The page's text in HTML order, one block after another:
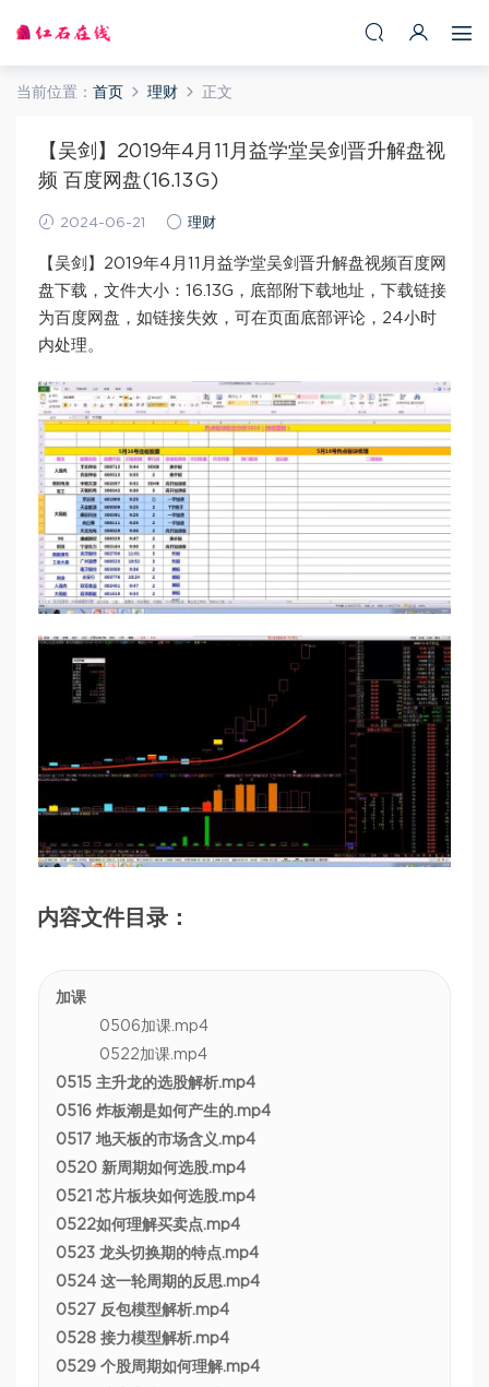
当前位置： 首页 理财 正文
【吴剑】2019年4月11月益学堂吴剑晋升解盘视
频 百度网盘(16.13G)
2024-06-21 理财
【吴剑】2019年4月11月益学堂吴剑晋升解盘视频百度网
盘下载，文件大小：16.13G，底部附下载地址，下载链接
为百度网盘，如链接失效，可在页面底部评论，24小时
内处理。
内容文件目录：
加课
0506加课.mp4
0522加课.mp4
0515 主升龙的选股解析.mp4
0516 炸板潮是如何产生的.mp4
0517 地天板的市场含义.mp4
0520 新周期如何选股.mp4
0521 芯片板块如何选股.mp4
0522如何理解买卖点.mp4
0523 龙头切换期的特点.mp4
0524 这一轮周期的反思.mp4
0527 反包模型解析.mp4
0528 接力模型解析.mp4
0529 个股周期如何理解.mp4